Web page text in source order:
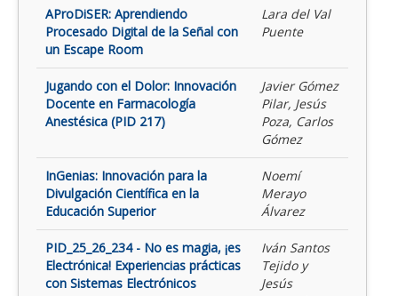
AProDiSER: Aprendiendo
Procesado Digital de la Señal con
un Escape Room
Lara del Val
Puente
Jugando con el Dolor: Innovación
Docente en Farmacología
Anestésica (PID 217)
Javier Gómez
Pilar, Jesús
Poza, Carlos
Gómez
InGenias: Innovación para la
Divulgación Científica en la
Educación Superior
Noemí
Merayo
Álvarez
PID_25_26_234 - No es magia, ¡es
Electrónica! Experiencias prácticas
con Sistemas Electrónicos
Iván Santos
Tejido y
Jesús